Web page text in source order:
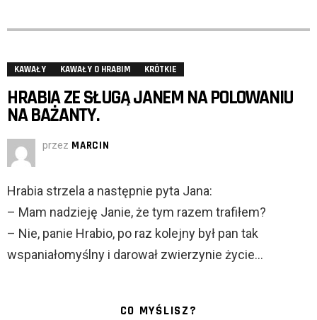
KAWAŁY KAWAŁY O HRABIM KRÓTKIE
HRABIA ZE SŁUGĄ JANEM NA POLOWANIU
NA BAŻANTY.
przez MARCIN
Hrabia strzela a następnie pyta Jana:
– Mam nadzieję Janie, że tym razem trafiłem?
– Nie, panie Hrabio, po raz kolejny był pan tak
wspaniałomyślny i darował zwierzynie życie…
CO MYŚLISZ?